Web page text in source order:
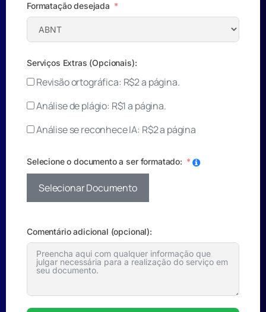
Formatação desejada
Serviços Extras (Opcionais):
Revisão ortográfica: R$2 a página.‎
Análise de plágio: R$1 a página.
Análise se reconhece IA: R$2 a página
Selecione o documento a ser formatado:
Selecionar Documento
Comentário adicional (opcional):